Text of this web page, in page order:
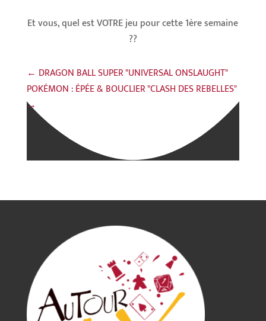
Et vous, quel est VOTRE jeu pour cette 1ère semaine
??
← DRAGON BALL SUPER "UNIVERSAL ONSLAUGHT"
POKÉMON : ÉPÉE & BOUCLIER "CLASH DES REBELLES"
→